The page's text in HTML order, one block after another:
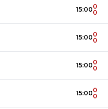
15:000
0
15:000
0
15:000
0
15:000
0